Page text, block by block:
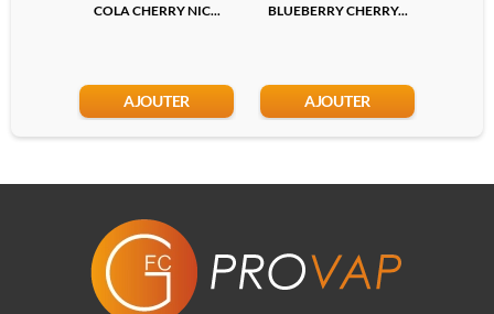
COLA CHERRY NIC...
AJOUTER
BLUEBERRY CHERRY...
AJOUTER